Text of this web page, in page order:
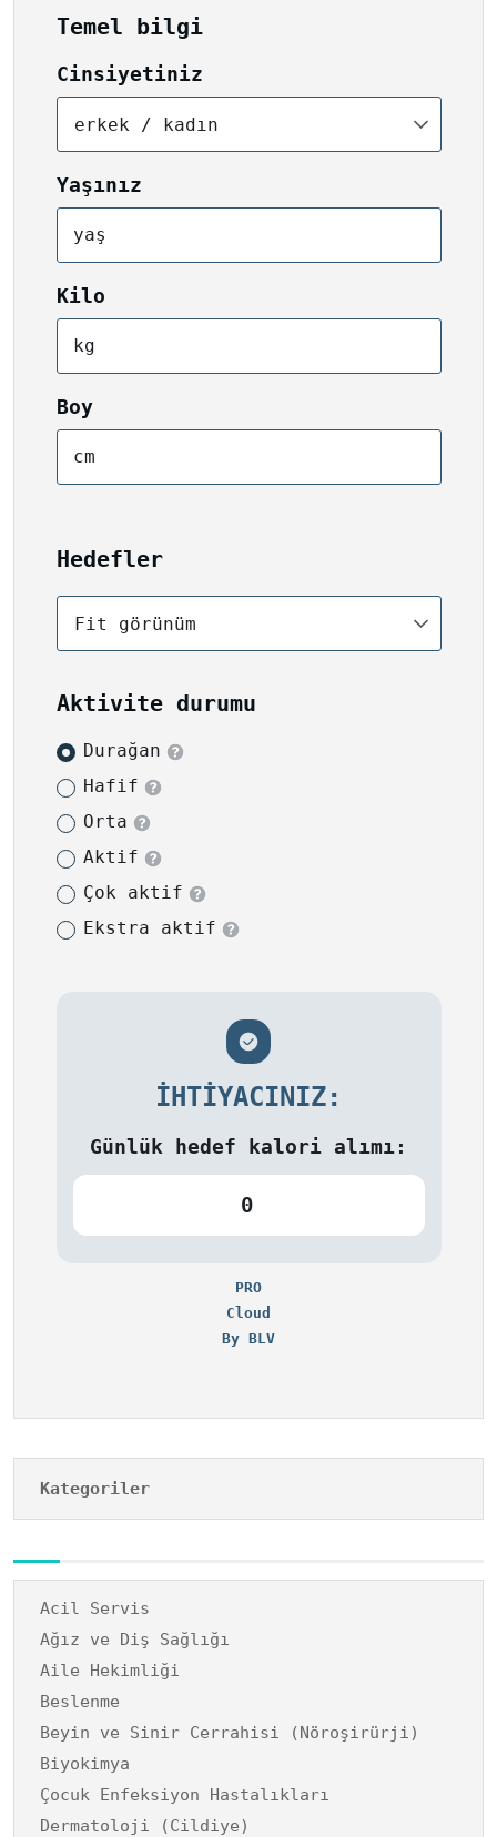
Temel bilgi
Cinsiyetiniz
erkek / kadın
Yaşınız
yaş
Kilo
kg
Boy
cm
Hedefler
Fit görünüm
Aktivite durumu
Durağan
Hafif
Orta
Aktif
Çok aktif
Ekstra aktif
İHTIYACINIZ:
Günlük hedef kalori alımı:
0
PRO
Cloud
By BLV
Kategoriler
Acil Servis
Ağız ve Diş Sağlığı
Aile Hekimliği
Beslenme
Beyin ve Sinir Cerrahisi (Nöroşirürji)
Biyokimya
Çocuk Enfeksiyon Hastalıkları
Dermatoloji (Cildiye)